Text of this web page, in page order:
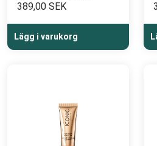
389,00 SEK
Lägg i varukorg